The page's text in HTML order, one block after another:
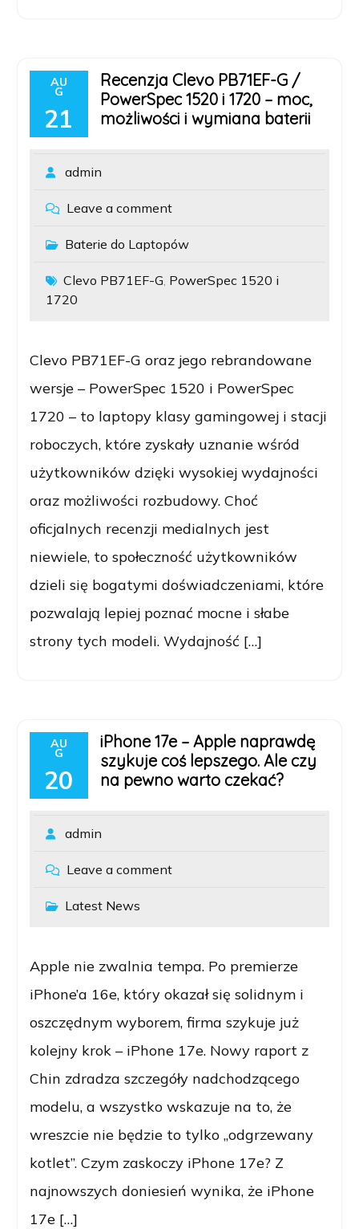
AU
G
21
Recenzja Clevo PB71EF-G /
PowerSpec 1520 i 1720 – moc,
możliwości i wymiana baterii
admin
Leave a comment
Baterie do Laptopów
Clevo PB71EF-G, PowerSpec 1520 i
1720
Clevo PB71EF-G oraz jego rebrandowane
wersje – PowerSpec 1520 i PowerSpec
1720 – to laptopy klasy gamingowej i stacji
roboczych, które zyskały uznanie wśród
użytkowników dzięki wysokiej wydajności
oraz możliwości rozbudowy. Choć
oficjalnych recenzji medialnych jest
niewiele, to społeczność użytkowników
dzieli się bogatymi doświadczeniami, które
pozwalają lepiej poznać mocne i słabe
strony tych modeli. Wydajność […]
AU
G
20
iPhone 17e – Apple naprawdę
szykuje coś lepszego. Ale czy
na pewno warto czekać?
admin
Leave a comment
Latest News
Apple nie zwalnia tempa. Po premierze
iPhone’a 16e, który okazał się solidnym i
oszczędnym wyborem, firma szykuje już
kolejny krok – iPhone 17e. Nowy raport z
Chin zdradza szczegóły nadchodzącego
modelu, a wszystko wskazuje na to, że
wreszcie nie będzie to tylko „odgrzewany
kotlet”. Czym zaskoczy iPhone 17e? Z
najnowszych doniesień wynika, że iPhone
17e […]